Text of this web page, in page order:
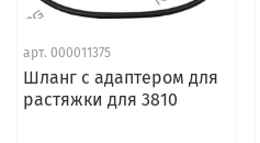
арт. 000011375
Шланг с адаптером для
растяжки для 3810